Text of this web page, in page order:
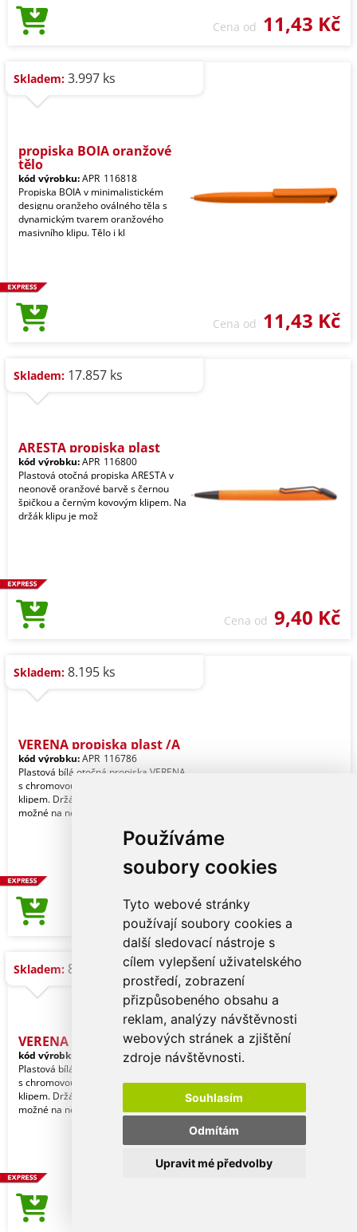
Používáme
soubory cookies
Tyto webové stránky
používají soubory cookies a
další sledovací nástroje s
cílem vylepšení uživatelského
prostředí, zobrazení
přizpůsobeného obsahu a
reklam, analýzy návštěvnosti
webových stránek a zjištění
zdroje návštěvnosti.
Souhlasím
Odmítám
Upravit mé předvolby
Cena od 11,43 Kč
Skladem: 3.997 ks
propiska BOIA oranžové
tělo
kód výrobku:APR_116818
Propiska BOIA v minimalistickém
designu oranžeho oválného těla s
dynamickým tvarem oranžového
masivního klipu. Tělo i kl
Cena od 11,43 Kč
Skladem: 17.857 ks
ARESTA propiska plast
kód výrobku:APR_116800
Plastová otočná propiska ARESTA v
neonově oranžové barvě s černou
špičkou a černým kovovým klipem. Na
držák klipu je mož
Cena od 9,40 Kč
Skladem: 8.195 ks
VERENA propiska plast /A
kód výrobku:APR_116786
Plastová bílá otočná propiska VERENA
s chromovou špičkou a chromovým
klipem. Držák klipu je oranžový a je
možné na něj u
Cena od 5,38 Kč
Skladem: 8.195 ks
VERENA propiska plast /A
kód výrobku:
APR_116785
Plastová bílá otočná propiska VERENA
s chromovou špičkou a chromovým
klipem. Držák klipu je oranžový a je
možné na něj u